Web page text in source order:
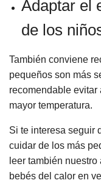
Adaptar el
de los
También conviene
pequeños son más
recomendable
mayor temperatura.
Si te interesa seguir
cuidar de los más
leer también
bebés del calor en